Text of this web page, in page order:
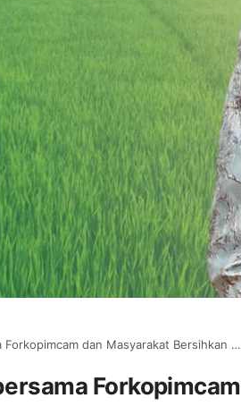
dan Masyarakat Bersihkan Saluran Air
Forkopimcam